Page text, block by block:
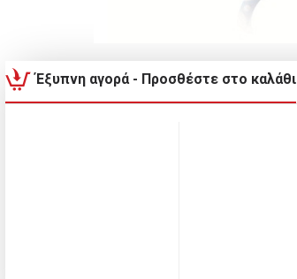
Έξυπνη αγορά - Προσθέστε στο καλάθι